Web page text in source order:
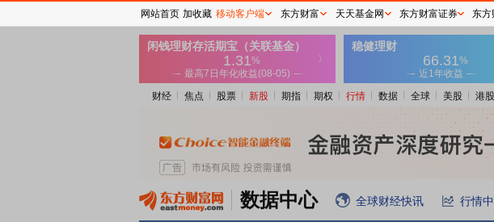
财经 焦点 股票 新股 期指 期权 行情 数据 全球 美股 港股
数据中心 全球财经快讯 行情
网站首页 加收藏 移动客户端 东方财富 天天基金网 东方财富证券 东方